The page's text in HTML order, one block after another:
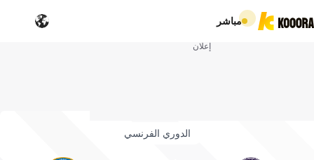
مباشر
إعلان
الدوري الفرنسي